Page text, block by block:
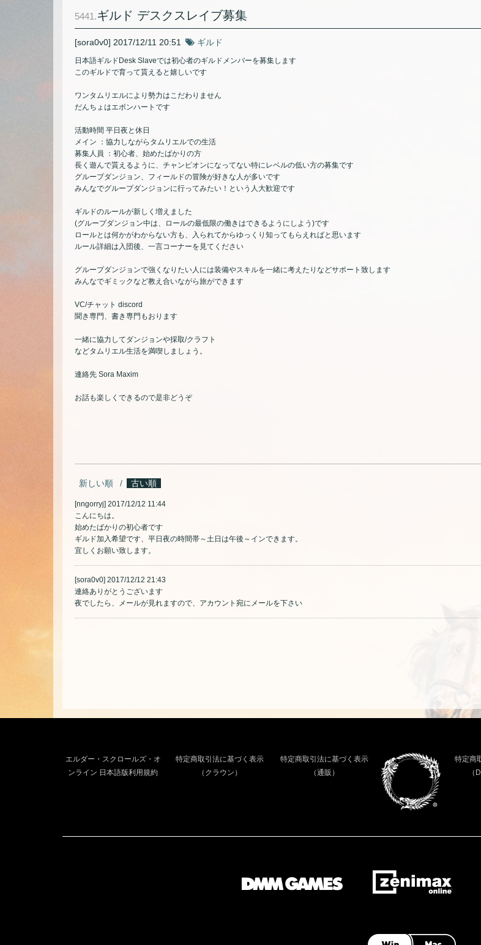
5441.ギルド デスクスレイブ募集
[sora0v0] 2017/12/11 20:51 ギルド
日本語ギルドDesk Slaveでは初心者のギルドメンバーを募集します
このギルドで育って貰えると嬉しいです
ワンタムリエルにより勢力はこだわりません
だんちょはエボンハートです
活動時間 平日夜と休日
メイン ：協力しながらタムリエルでの生活
募集人員 ：初心者、始めたばかりの方
長く遊んで貰えるように、チャンピオンになってない特にレベルの低い方の募集です
グループダンジョン、フィールドの冒険が好きな人が多いです
みんなでグループダンジョンに行ってみたい！という人大歓迎です
ギルドのルールが新しく増えました
(グループダンジョン中は、ロールの最低限の働きはできるようにしよう)です
ロールとは何かがわからない方も、入られてからゆっくり知ってもらえればと思います
ルール詳細は入団後、一言コーナーを見てください
グループダンジョンで強くなりたい人には装備やスキルを一緒に考えたりなどサポート致します
みんなでギミックなど教え合いながら旅ができます
VC/チャット discord
聞き専門、書き専門もおります
一緒に協力してダンジョンや採取/クラフト
などタムリエル生活を満喫しましょう。
連絡先 Sora Maxim
お話も楽しくできるので是非どうぞ
新しい順 古い順
[nngorryj] 2017/12/12 11:44
こんにちは。
始めたばかりの初心者です
ギルド加入希望です、平日夜の時間帯～土日は午後～インできます。
宜しくお願い致します。
[sora0v0] 2017/12/12 21:43
連絡ありがとうございます
夜でしたら、メールが見れますので、アカウント宛にメールを下さい
エルダー・スクロールズ・オ
ンライン 日本語版利用規約
特定商取引法に基づく表示
（クラウン）
特定商取引法に基づく表示
（通販）
特定商
（